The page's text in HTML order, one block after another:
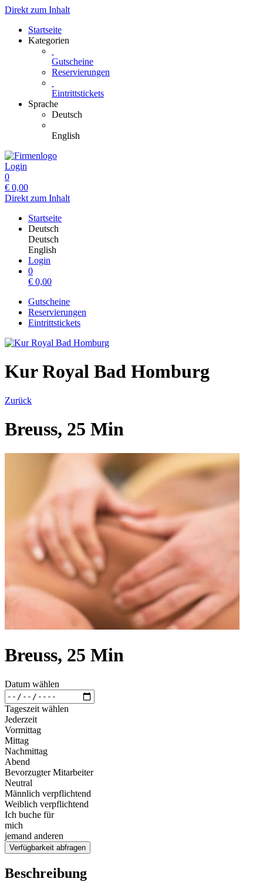
Direkt zum Inhalt
Startseite
Kategorien
Gutscheine
Reservierungen
Eintrittstickets
Sprache
Deutsch
English
Login
0
€ 0,00
Direkt zum Inhalt
Startseite
Deutsch
Deutsch
English
Login
0
€ 0,00
Gutscheine
Reservierungen
Eintrittstickets
Kur Royal Bad Homburg
Zurück
Breuss, 25 Min
Breuss, 25 Min
Datum wählen
Tageszeit wählen
Jederzeit
Vormittag
Mittag
Nachmittag
Abend
Bevorzugter Mitarbeiter
Neutral
Männlich verpflichtend
Weiblich verpflichtend
Ich buche für
mich
jemand anderen
Verfügbarkeit abfragen
Beschreibung